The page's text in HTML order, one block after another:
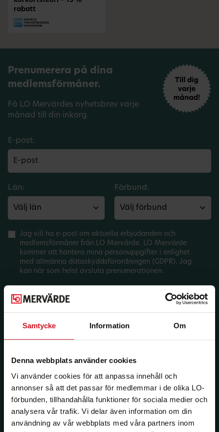
Samtycke Information Om
Denna webbplats använder cookies
Vi använder cookies för att anpassa innehåll och
annonser så att det passar för medlemmar i de olika LO-
förbunden, tillhandahålla funktioner för sociala medier och
analysera vår trafik. Vi delar även information om din
användning av vår webbplats med våra partners inom
rabatt
Prenumerera på dina
medlemsförmåner.
Få LO Mervärdes nyhetsbrev varje
månad till din inkorg.
E-post:
Län: Förbund:
Jag vill ha e-post om aktuella erbjudanden och
medlemsförmåner från LO Mervärde. LO Mervärde
kommer att hantera mina personuppgifter i enlighet
med allmänna dataskyddsförordningen (GDPR). Jag
kan när som helst avsluta prenumerationen.